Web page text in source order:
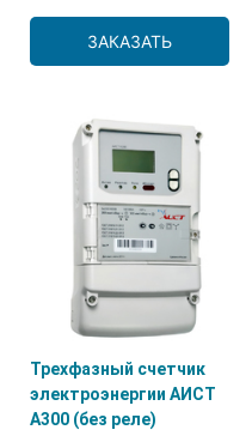
ЗАКАЗАТЬ
Трехфазный счетчик
электроэнергии АИСТ
А300 (без реле)